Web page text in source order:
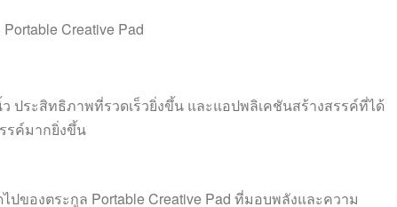
ประสิทธิภาพที่รวดเร็วยิ่งขึ้น และแอปพลิเคชันสร้างสรรค์ที่ได้
รค์มากยิ่งขึ้น
ปของตระกูล Portable Creative Pad ที่มอบพลังและความ